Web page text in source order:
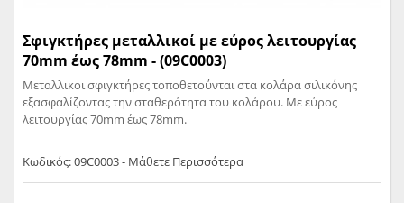
Σφιγκτήρες μεταλλικοί με εύρος λειτουργίας
70mm έως 78mm - (09C0003)
Μεταλλικοι σφιγκτήρες τοποθετούνται στα κολάρα σιλικόνης
εξασφαλίζοντας την σταθερότητα του κολάρου. Με εύρος
λειτουργίας 70mm έως 78mm.
Κωδικός: 09C0003 - Μάθετε Περισσότερα